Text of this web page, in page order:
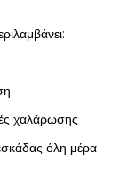
χαλάρωσης
όλη μέρα